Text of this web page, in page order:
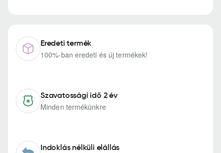
Eredeti termék
100%-ban eredeti és új termékek!
Szavatossági idő 2 év
Minden termékünkre
Indoklás nélküli elállás